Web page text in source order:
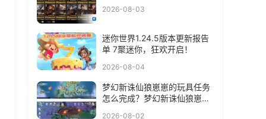
2026-08-03
迷你世界1.24.5版本更新报告
单 7聚迷你，狂欢开启！
2026-08-04
梦幻新诛仙狼崽崽的玩具任务
怎么完成？梦幻新诛仙狼崽崽
2026-08-02